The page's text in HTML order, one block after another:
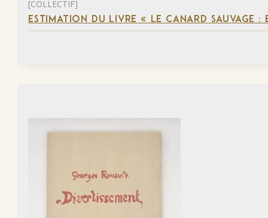
[COLLECTIF]
ESTIMATION DU LIVRE « LE CANARD SAUVAGE :